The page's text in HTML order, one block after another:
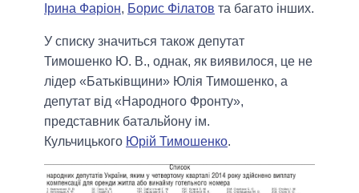
Ірина Фаріон, Борис Філатов та багато інших.
У списку значиться також депутат
Тимошенко Ю. В., однак, як виявилося, це не
лідер «Батьківщини» Юлія Тимошенко, а
депутат від «Народного Фронту»,
представник батальйону ім.
Кульчицького Юрій Тимошенко.